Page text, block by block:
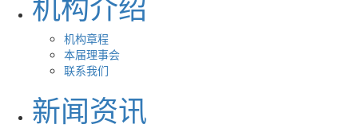
机构章程
本届理事会
联系我们
新闻资讯